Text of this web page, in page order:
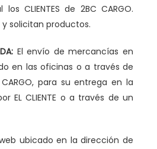
CLIENTES de 2BC CARGO.
solicitan productos.
El envío de mercancías en
en las oficinas o a través de
para su entrega en la
EL CLIENTE o a través de un
ubicado en la dirección de